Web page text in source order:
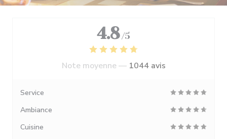
4.8 /5
Note moyenne — 1044 avis
Service
Ambiance
Cuisine